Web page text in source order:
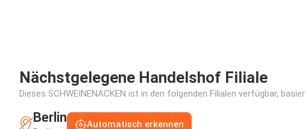
Nächstgelegene Handelshof Filiale
Dieses SCHWEINENACKEN ist in den folgenden Filialen verfügbar,
Berlin Automatisch erkennen